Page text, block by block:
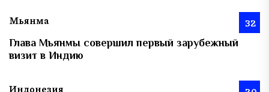
Мьянма 32
Глава Мьянмы совершил первый зарубежный
визит в Индию
Индонезия